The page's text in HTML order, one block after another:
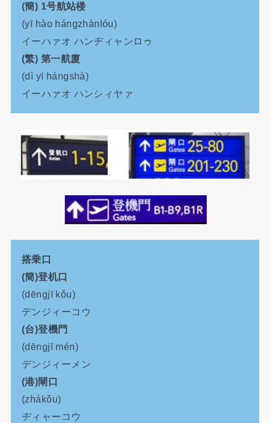
(簡) 1号航站楼
(yī hào hángzhànlóu)
イーハァオ ハンヂィャンロゥ
(繁) 第一航廈
(dì yī hángshà)
イーハァオ ハンシィヤァ
搭乗口
(簡)登机口
(dēngjī kǒu)
デンジィーコウ
(台)登機門
(dēngjī mén)
デンジィーメン
(港)閘口
(zhákǒu)
ヂィャーコウ